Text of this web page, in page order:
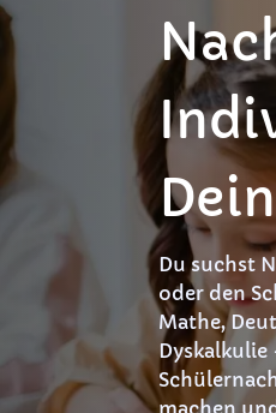
Du suchst
oder den
Mathe,
Dyskalkulie
machen